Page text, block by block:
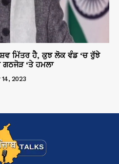
ਮਿੱਤਰ ਹੈ, ਕੁਝ ਲੋਕ ਵੰਡ ‘ਚ ਰੁੱਝੇ
ਗਠਜੋੜ ‘ਤੇ ਹਮਲਾ
2023